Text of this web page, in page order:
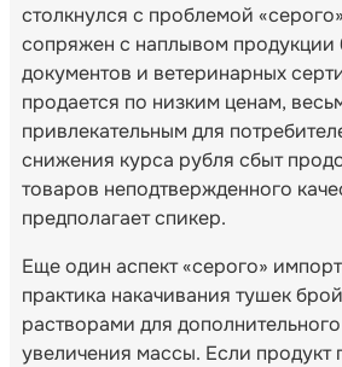
столкнулся с проблемой
сопряжен с наплывом продукции
документов и ветеринарных
продается по низким ценам,
привлекательным для
снижения курса рубля сбыт
товаров неподтвержденного
предполагает спикер.
Еще один аспект «серого»
практика накачивания тушек
растворами для
увеличения массы. Если продукт